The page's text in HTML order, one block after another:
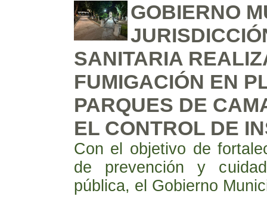
GOBIERNO
SANITARIA
FUMIGACIÓN EN
PARQUES DE
EL CONTROL DE
Con el objetivo de
de prevención y
pública, el Gobierno